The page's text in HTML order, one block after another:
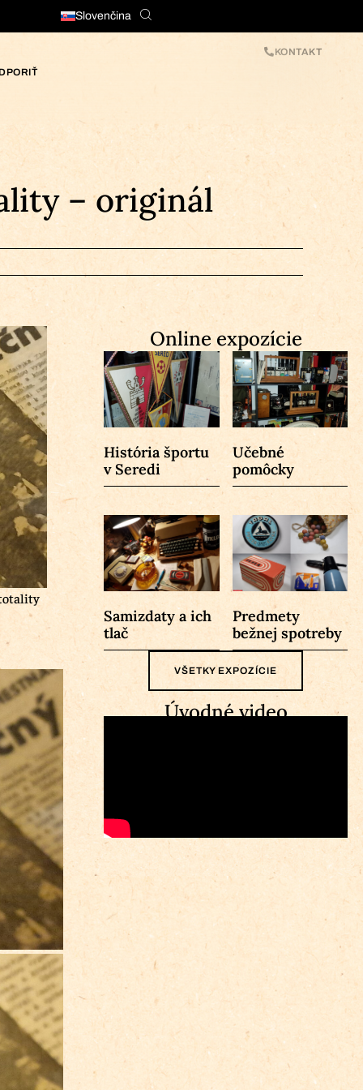
Slovenčina
KONTAKT
– originál
totality
Online expozície
História športu
v Seredi
Učebné
pomôcky
Samizdaty a ich
tlač
Predmety
bežnej spotreby
VŠETKY EXPOZÍCIE
Úvodné video